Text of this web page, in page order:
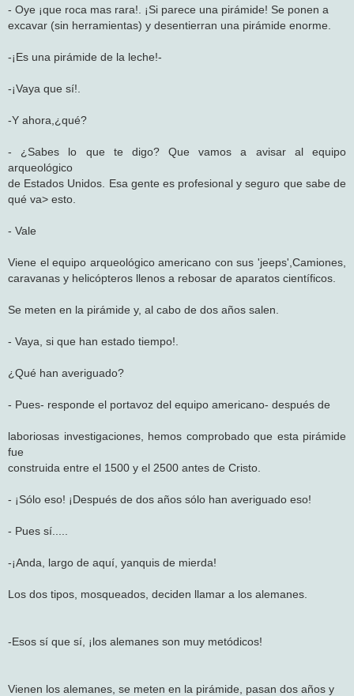
j
e
- Oye ¡que roca mas rara!. ¡Si parece una pirámide! Se ponen a
excavar (sin herramientas) y desentierran una pirámide enorme.
-¡Es una pirámide de la leche!-
-¡Vaya que sí!.
-Y ahora,¿qué?
- ¿Sabes lo que te digo? Que vamos a avisar al equipo
arqueológico
de Estados Unidos. Esa gente es profesional y seguro que sabe de
qué va> esto.
- Vale
Viene el equipo arqueológico americano con sus 'jeeps',Camiones,
caravanas y helicópteros llenos a rebosar de aparatos científicos.
Se meten en la pirámide y, al cabo de dos años salen.
- Vaya, si que han estado tiempo!.
¿Qué han averiguado?
- Pues- responde el portavoz del equipo americano- después de
laboriosas investigaciones, hemos comprobado que esta pirámide
fue
construida entre el 1500 y el 2500 antes de Cristo.
- ¡Sólo eso! ¡Después de dos años sólo han averiguado eso!
- Pues sí.....
-¡Anda, largo de aquí, yanquis de mierda!
Los dos tipos, mosqueados, deciden llamar a los alemanes.
-Esos sí que sí, ¡los alemanes son muy metódicos!
Vienen los alemanes, se meten en la pirámide, pasan dos años y